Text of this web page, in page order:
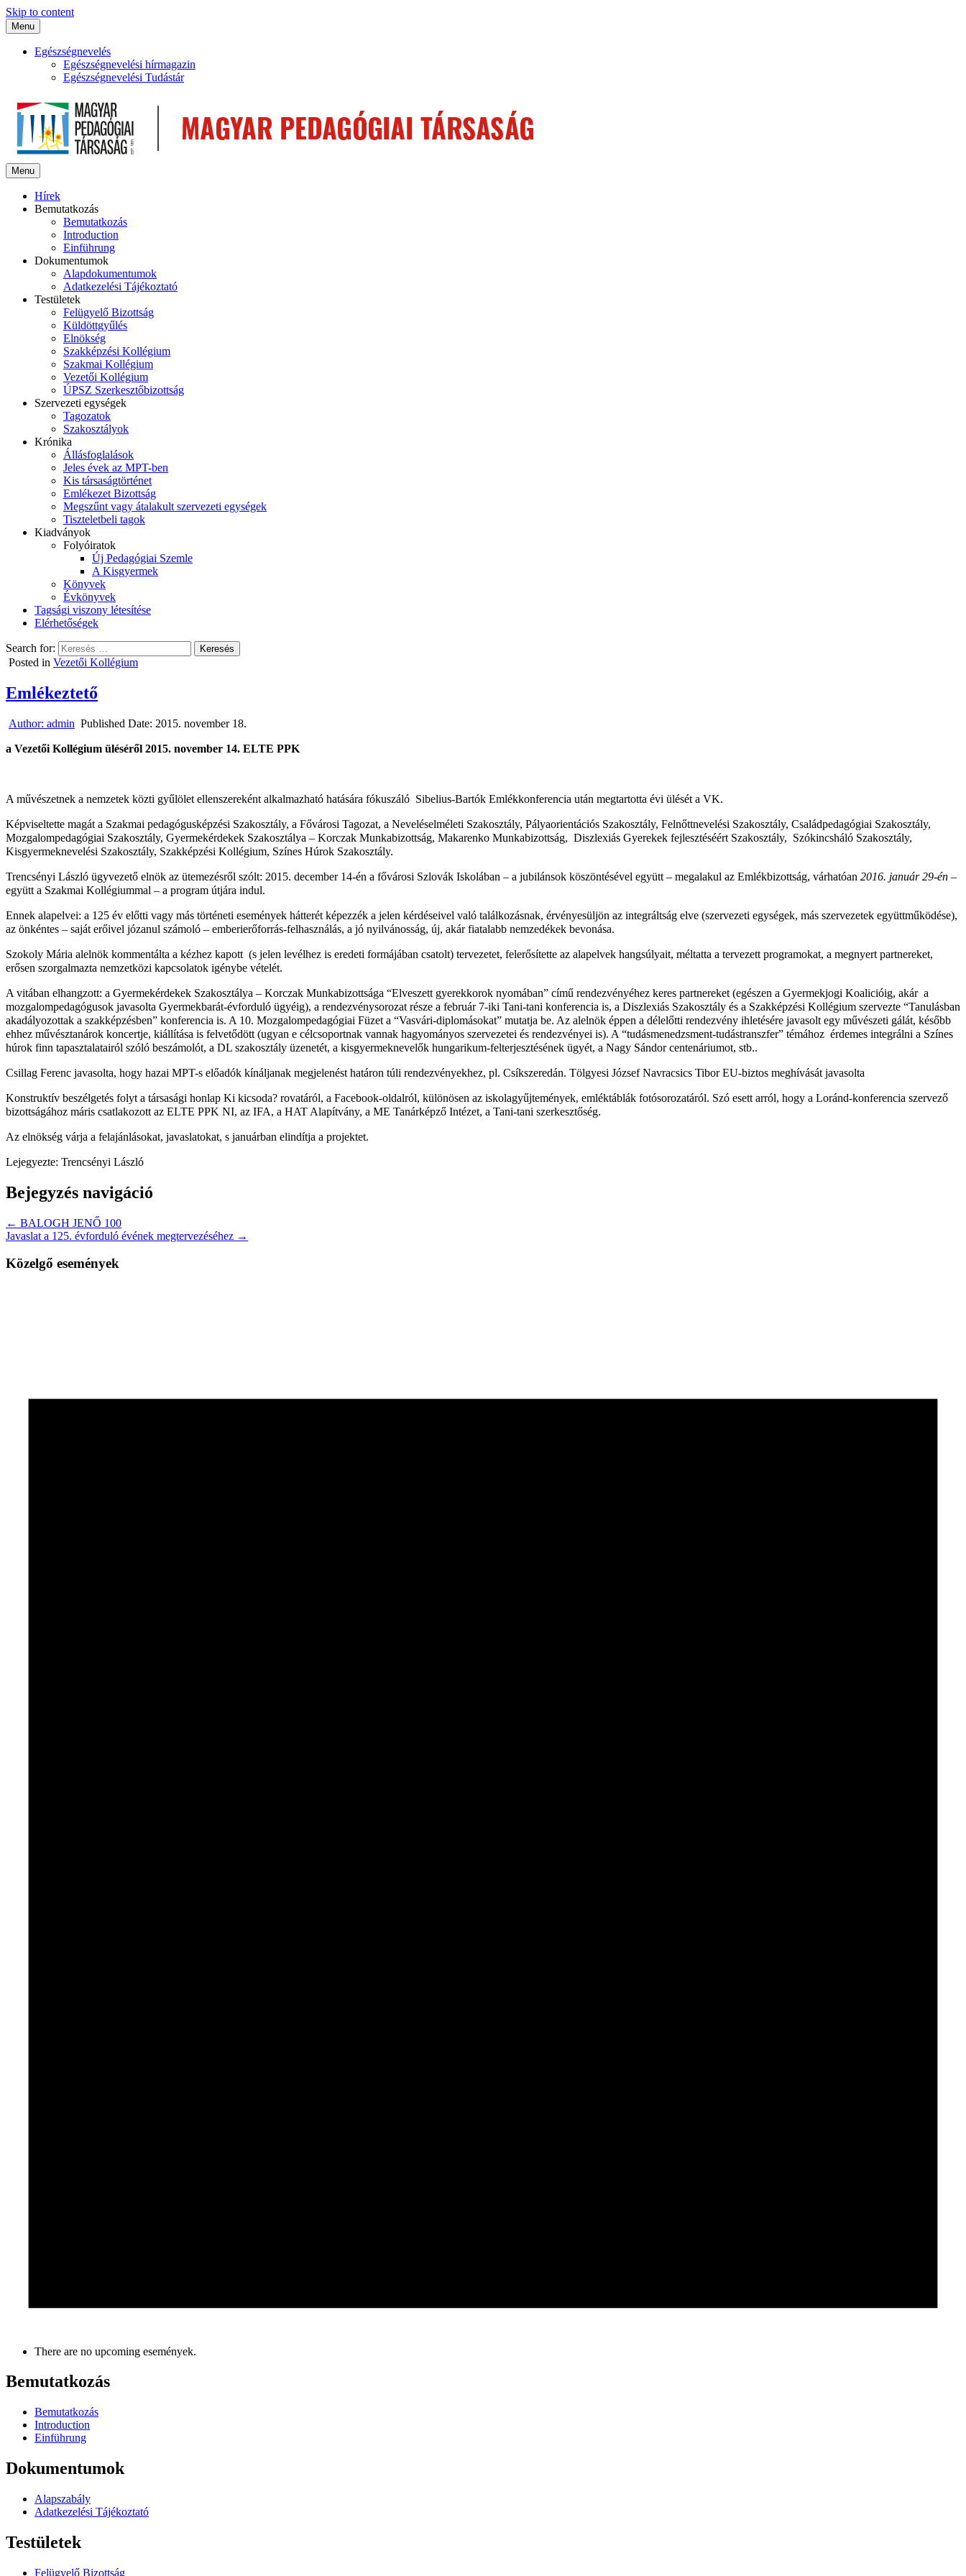
Skip to content
Menu
Egészségnevelés
Egészségnevelési hírmagazin
Egészségnevelési Tudástár
Menu
Hírek
Bemutatkozás
Bemutatkozás
Introduction
Einführung
Dokumentumok
Alapdokumentumok
Adatkezelési Tájékoztató
Testületek
Felügyelő Bizottság
Küldöttgyűlés
Elnökség
Szakképzési Kollégium
Szakmai Kollégium
Vezetői Kollégium
ÚPSZ Szerkesztőbizottság
Szervezeti egységek
Tagozatok
Szakosztályok
Krónika
Állásfoglalások
Jeles évek az MPT-ben
Kis társaságtörténet
Emlékezet Bizottság
Megszűnt vagy átalakult szervezeti egységek
Tiszteletbeli tagok
Kiadványok
Folyóiratok
Új Pedagógiai Szemle
A Kisgyermek
Könyvek
Évkönyvek
Tagsági viszony létesítése
Elérhetőségek
Search for:
Posted in Vezetői Kollégium
Emlékeztető
Author: admin Published Date: 2015. november 18.
a Vezetői Kollégium üléséről 2015. november 14. ELTE PPK
A művészetnek a nemzetek közti gyűlölet ellenszereként alkalmazható hatására fókuszáló Sibelius-Bartók Emlékkonferencia után megtartotta évi ülését a VK.
Képviseltette magát a Szakmai pedagógusképzési Szakosztály, a Fővárosi Tagozat, a Neveléselméleti Szakosztály, Pályaorientációs Szakosztály, Felnőttnevelési Szakosztály, Családpedagógiai Szakosztály,
Mozgalompedagógiai Szakosztály, Gyermekérdekek Szakosztálya – Korczak Munkabizottság, Makarenko Munkabizottság, Diszlexiás Gyerekek fejlesztéséért Szakosztály, Szókincsháló Szakosztály,
Kisgyermeknevelési Szakosztály, Szakképzési Kollégium, Színes Húrok Szakosztály.
Trencsényi László ügyvezető elnök az ütemezésről szólt: 2015. december 14-én a fővárosi Szlovák Iskolában – a jubilánsok köszöntésével együtt – megalakul az Emlékbizottság, várhatóan 2016. január 29-én –
együtt a Szakmai Kollégiummal – a program útjára indul.
Ennek alapelvei: a 125 év előtti vagy más történeti események hátterét képezzék a jelen kérdéseivel való találkozásnak, érvényesüljön az integráltság elve (szervezeti egységek, más szervezetek együttműködése),
az önkéntes – saját erőivel józanul számoló – emberierőforrás-felhasználás, a jó nyilvánosság, új, akár fiatalabb nemzedékek bevonása.
Szokoly Mária alelnök kommentálta a kézhez kapott (s jelen levélhez is eredeti formájában csatolt) tervezetet, felerősítette az alapelvek hangsúlyait, méltatta a tervezett programokat, a megnyert partnereket,
erősen szorgalmazta nemzetközi kapcsolatok igénybe vételét.
A vitában elhangzott: a Gyermekérdekek Szakosztálya – Korczak Munkabizottsága “Elveszett gyerekkorok nyomában” című rendezvényéhez keres partnereket (egészen a Gyermekjogi Koalicióig, akár a
mozgalompedagógusok javasolta Gyermekbarát-évforduló ügyéig), a rendezvénysorozat része a február 7-iki Tani-tani konferencia is, a Diszlexiás Szakosztály és a Szakképzési Kollégium szervezte “Tanulásban
akadályozottak a szakképzésben” konferencia is. A 10. Mozgalompedagógiai Füzet a “Vasvári-diplomásokat” mutatja be. Az alelnök éppen a délelőtti rendezvény ihletésére javasolt egy művészeti gálát, később
ehhez művésztanárok koncertje, kiállítása is felvetődött (ugyan e célcsoportnak vannak hagyományos szervezetei és rendezvényei is). A “tudásmenedzsment-tudástranszfer” témához érdemes integrálni a Színes
húrok finn tapasztalatairól szóló beszámolót, a DL szakosztály üzenetét, a kisgyermeknevelők hungarikum-felterjesztésének ügyét, a Nagy Sándor centenáriumot, stb..
Csillag Ferenc javasolta, hogy hazai MPT-s előadók kínáljanak megjelenést határon túli rendezvényekhez, pl. Csíkszeredán. Tölgyesi József Navracsics Tibor EU-biztos meghívását javasolta
Konstruktív beszélgetés folyt a társasági honlap Ki kicsoda? rovatáról, a Facebook-oldalról, különösen az iskolagyűjtemények, emléktáblák fotósorozatáról. Szó esett arról, hogy a Loránd-konferencia szervező
bizottságához máris csatlakozott az ELTE PPK NI, az IFA, a HAT Alapítvány, a ME Tanárképző Intézet, a Tani-tani szerkesztőség.
Az elnökség várja a felajánlásokat, javaslatokat, s januárban elindítja a projektet.
Lejegyezte: Trencsényi László
Bejegyzés navigáció
← BALOGH JENŐ 100
Javaslat a 125. évforduló évének megtervezéséhez →
Közelgő események
There are no upcoming események.
Bemutatkozás
Bemutatkozás
Introduction
Einführung
Dokumentumok
Alapszabály
Adatkezelési Tájékoztató
Testületek
Felügyelő Bizottság